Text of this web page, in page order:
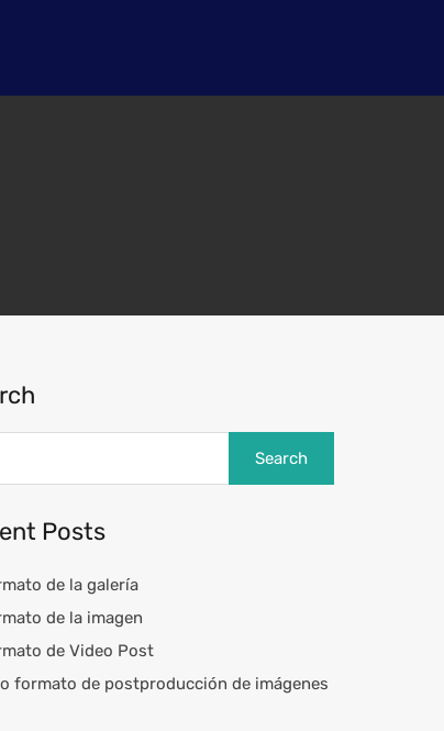
Posts
de la galería
de la imagen
de Video Post
formato de postproducción de imágenes